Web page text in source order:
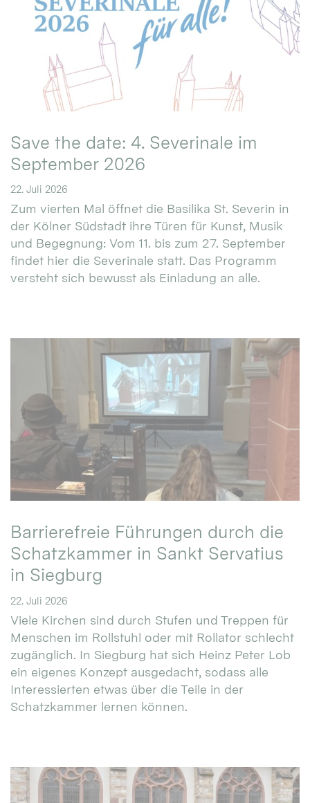
Save the date: 4. Severinale im
September 2026
22. Juli 2026
Zum vierten Mal öffnet die Basilika St. Severin in
der Kölner Südstadt ihre Türen für Kunst, Musik
und Begegnung: Vom 11. bis zum 27. September
findet hier die Severinale statt. Das Programm
versteht sich bewusst als Einladung an alle.
Barrierefreie Führungen durch die
Schatzkammer in Sankt Servatius
in Siegburg
22. Juli 2026
Viele Kirchen sind durch Stufen und Treppen für
Menschen im Rollstuhl oder mit Rollator schlecht
zugänglich. In Siegburg hat sich Heinz Peter Lob
ein eigenes Konzept ausgedacht, sodass alle
Interessierten etwas über die Teile in der
Schatzkammer lernen können.